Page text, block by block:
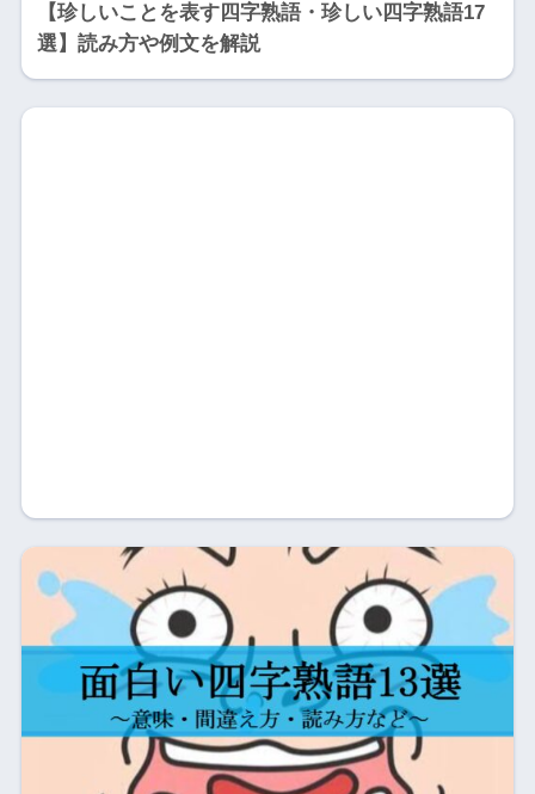
【珍しいことを表す四字熟語・珍しい四字熟語17
選】読み方や例文を解説